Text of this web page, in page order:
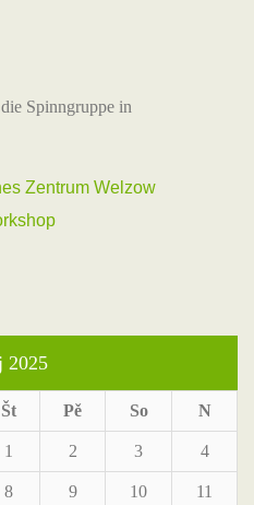
Spinngruppe in
Zentrum Welzow
2025
Št Pě So N
1 2 3 4
8 9 10 11